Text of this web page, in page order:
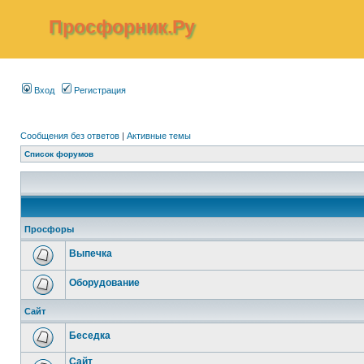
Просфорник.Ру
Вход Регистрация
Сообщения без ответов | Активные темы
Список форумов
Просфоры
Выпечка
Оборудование
Сайт
Беседка
Сайт